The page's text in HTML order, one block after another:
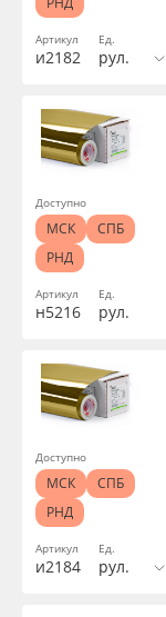
Артикул
и2182
Ед.
рул.
Артикул
н5216
Ед.
рул.
Доступно
МСК
СПБ
РНД
Артикул
и2184
Ед.
рул.
Доступно
МСК
СПБ
РНД